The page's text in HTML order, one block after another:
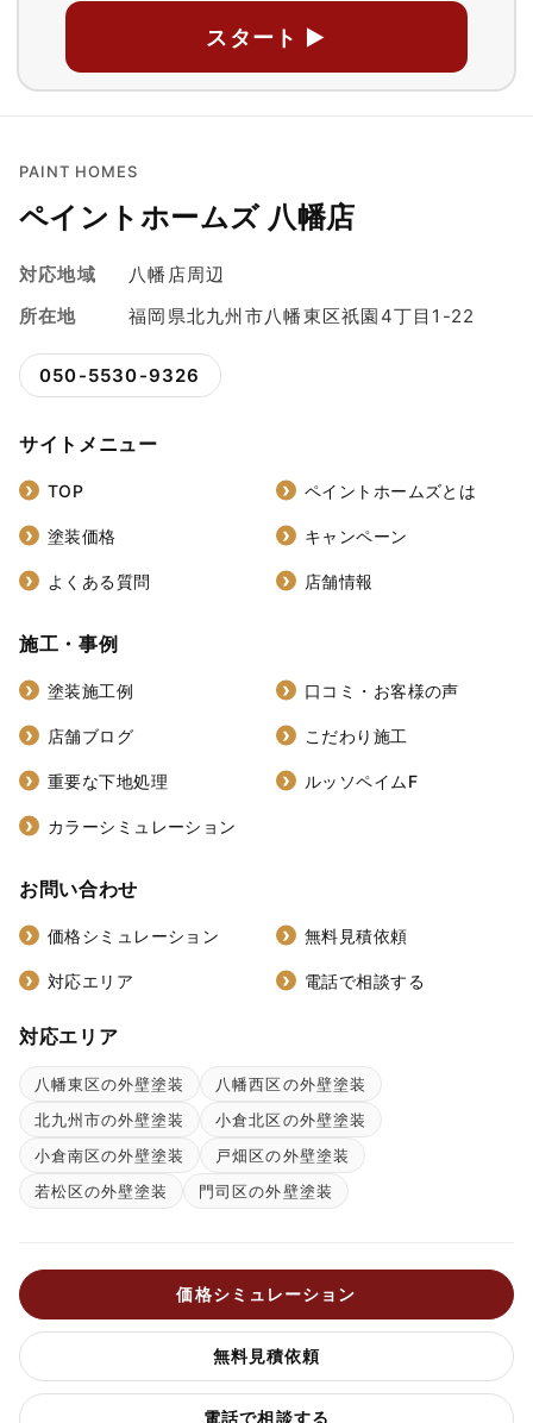
スタート ▶
PAINT HOMES
ペイントホームズ 八幡店
対応地域
八幡店周辺
所在地
福岡県北九州市八幡東区祇園4丁目1-22
050-5530-9326
サイトメニュー
TOP ペイントホームズとは
塗装価格 キャンペーン
よくある質問 店舗情報
施工・事例
塗装施工例 口コミ・お客様の声
店舗ブログ こだわり施工
重要な下地処理 ルッソペイムF
カラーシミュレーション
お問い合わせ
価格シミュレーション 無料見積依頼
対応エリア 電話で相談する
対応エリア
八幡東区の外壁塗装
八幡西区の外壁塗装
北九州市の外壁塗装
小倉北区の外壁塗装
小倉南区の外壁塗装
戸畑区の外壁塗装
若松区の外壁塗装
門司区の外壁塗装
価格シミュレーション
無料見積依頼
電話で相談する